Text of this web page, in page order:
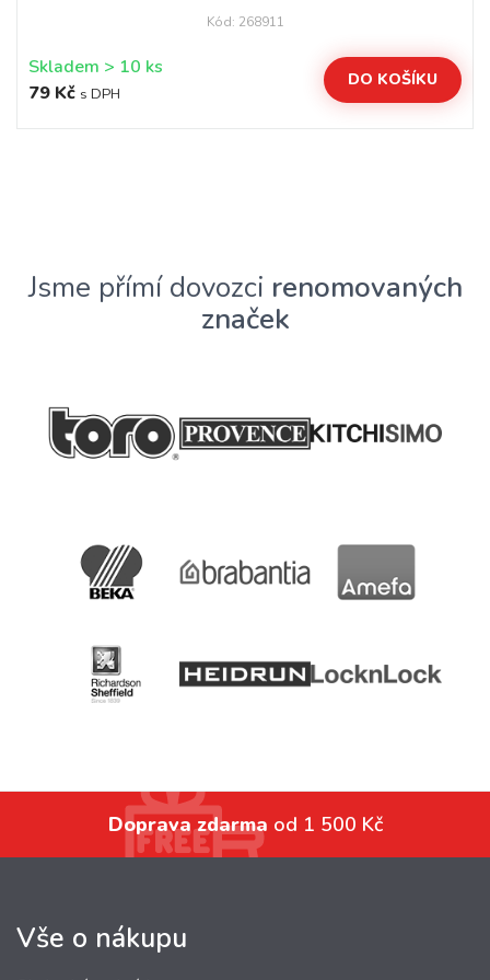
Kód: 268911
Skladem > 10 ks
79 Kč s DPH
DO KOŠÍKU
Jsme přímí dovozci renomovaných
značek
Doprava zdarma od 1 500 Kč
Vše o nákupu